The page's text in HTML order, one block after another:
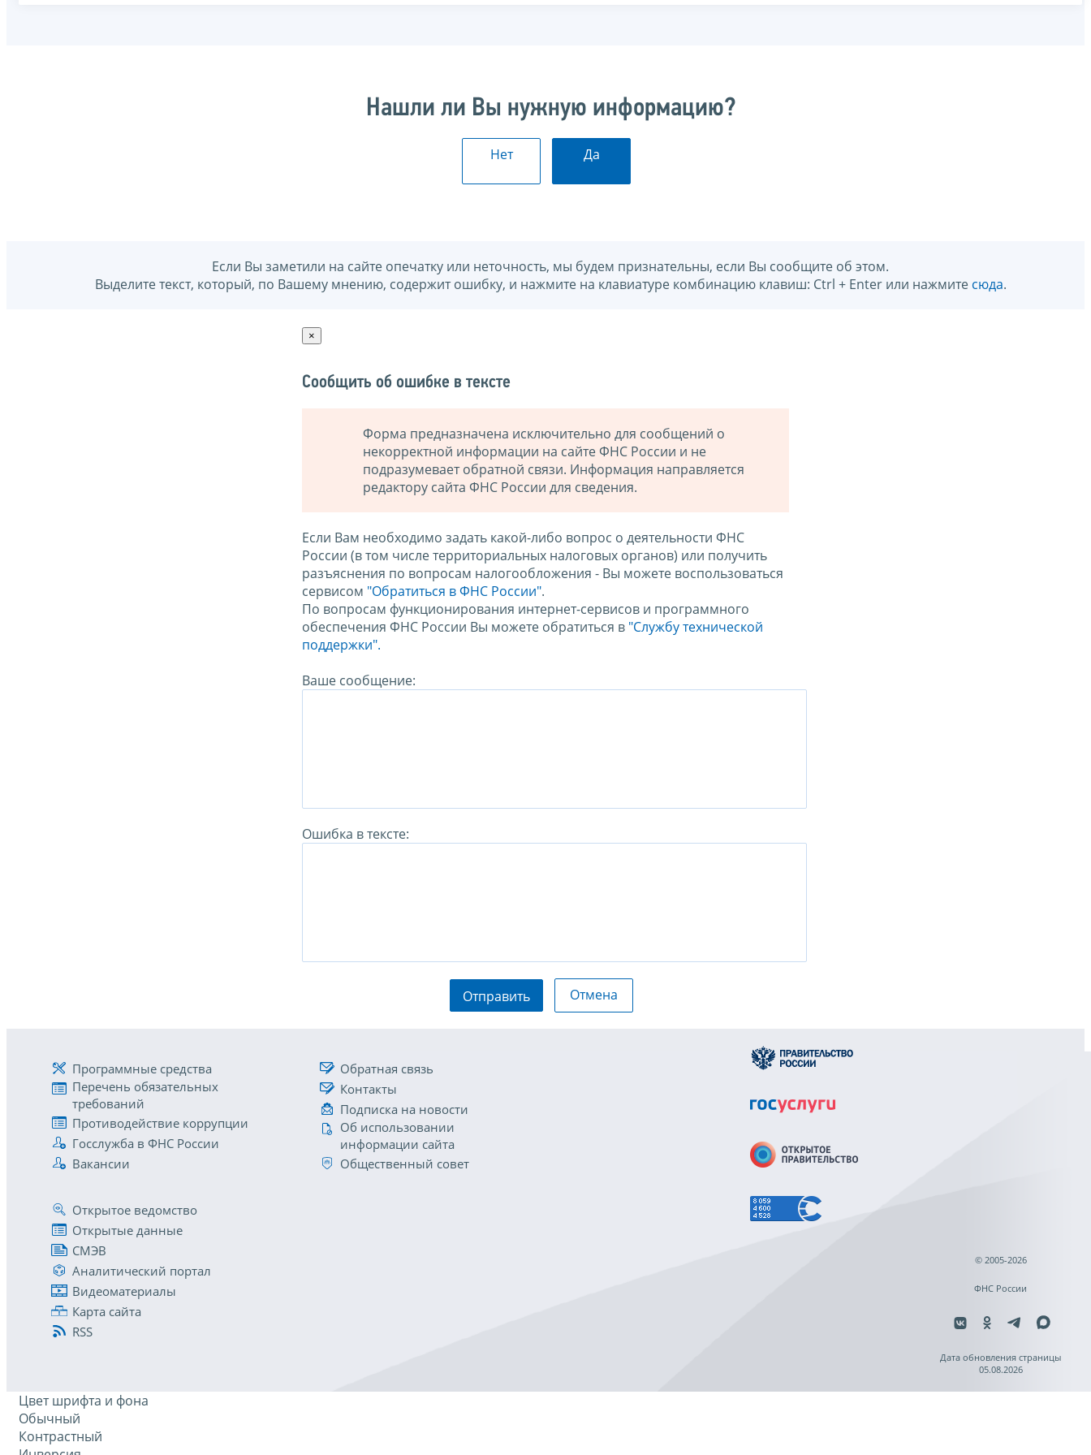
Нашли ли Вы нужную информацию?
Нет Да
Если Вы заметили на сайте опечатку или неточность, мы будем признательны, если Вы сообщите об этом.
Выделите текст, который, по Вашему мнению, содержит ошибку, и нажмите на клавиатуре комбинацию клавиш: Ctrl + Enter или нажмите сюда.
×
Сообщить об ошибке в тексте
Форма предназначена исключительно для сообщений о
некорректной информации на сайте ФНС России и не
подразумевает обратной связи. Информация направляется
редактору сайта ФНС России для сведения.
Если Вам необходимо задать какой-либо вопрос о деятельности ФНС
России (в том числе территориальных налоговых органов) или получить
разъяснения по вопросам налогообложения - Вы можете воспользоваться
сервисом "Обратиться в ФНС России".
По вопросам функционирования интернет-сервисов и программного
обеспечения ФНС России Вы можете обратиться в "Службу технической
поддержки".
Ваше сообщение:
Ошибка в тексте:
Отправить Отмена
Программные средства
Перечень обязательных
требований
Противодействие коррупции
Госслужба в ФНС России
Вакансии
Обратная связь
Контакты
Подписка на новости
Об использовании
информации сайта
Общественный совет
Открытое ведомство
Открытые данные
СМЭВ
Аналитический портал
Видеоматериалы
Карта сайта
RSS
© 2005-2026
ФНС России
Дата обновления страницы
05.08.2026
Цвет шрифта и фона
Обычный
Контрастный